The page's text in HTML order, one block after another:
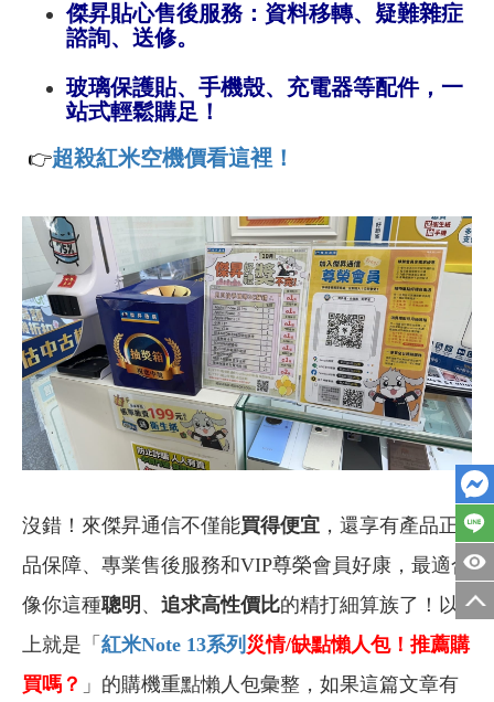
傑昇貼心售後服務：資料移轉、疑難雜症
諮詢、送修。
玻璃保護貼、手機殼、充電器等配件，一
站式輕鬆購足！
👉超殺紅米空機價看這裡！
沒錯！來傑昇通信不僅能買得便宜 ，還享有產品正
品保障、專業售後服務和VIP尊榮會員好康，最適合
像你這種聰明 、 追求高性價比的精打細算族了！以
上就是「 紅米Note 13系列 災情/缺點懶人包！推薦購
買嗎？ 」的購機重點懶人包彙整，如果這篇文章有